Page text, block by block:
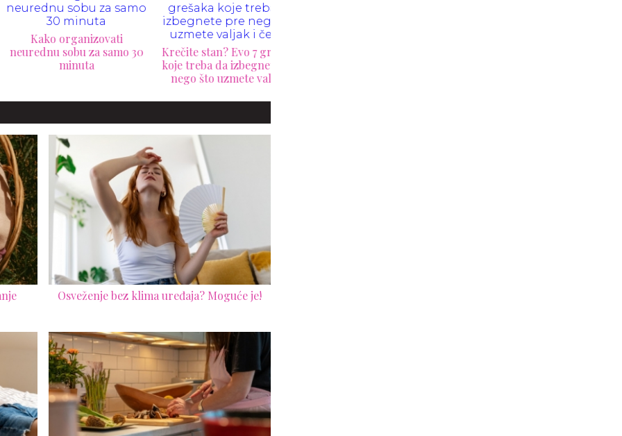
Kako organizovati
sobu za samo 30
minuta
Krečite stan? Evo 7 grešaka
koje treba da izbegnete pre
nego što uzmete valjak i
Osveženje bez klima uređaja? Moguće je!